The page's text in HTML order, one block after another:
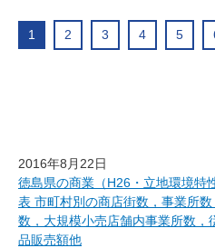
1 2 3 4 5
2016年8月22日
徳島県の商業（H26・立地環境特
表 市町村別の商店街数，事業所
数，大規模小売店舗内事業所数，
品販売額他